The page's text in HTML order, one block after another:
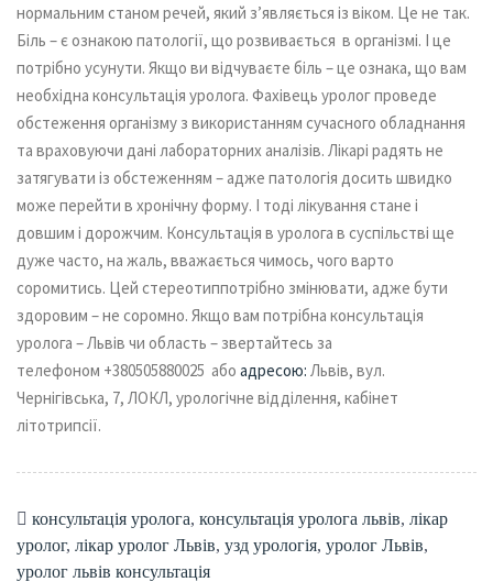
нормальним станом речей, який з’являється із віком. Це не так.
Біль – є ознакою патології, що розвивається в організмі. І це
потрібно усунути. Якщо ви відчуваєте біль – це ознака, що вам
необхідна консультація уролога. Фахівець уролог проведе
обстеження організму з використанням сучасного обладнання
та враховуючи дані лабораторних аналізів. Лікарі радять не
затягувати із обстеженням – адже патологія досить швидко
може перейти в хронічну форму. І тоді лікування стане і
довшим і дорожчим. Консультація в уролога в суспільстві ще
дуже часто, на жаль, вважається чимось, чого варто
соромитись. Цей стереотиппотрібно змінювати, адже бути
здоровим – не соромно. Якщо вам потрібна консультація
уролога – Львів чи область – звертайтесь за
телефоном +380505880025 або адресою: Львів, вул.
Чернігівська, 7, ЛОКЛ, урологічне відділення, кабінет
літотрипсії.
консультація уролога, консультація уролога львів, лікар
уролог, лікар уролог Львів, узд урологія, уролог Львів,
уролог львів консультація